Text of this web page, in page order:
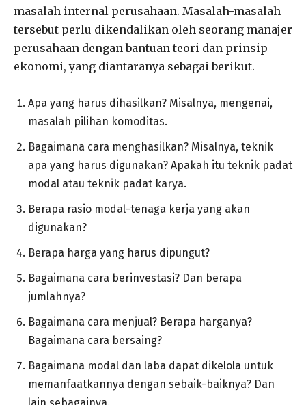
masalah internal perusahaan. Masalah-masalah
tersebut perlu dikendalikan oleh seorang manajer
perusahaan dengan bantuan teori dan prinsip
ekonomi, yang diantaranya sebagai berikut.
Apa yang harus dihasilkan? Misalnya, mengenai,
masalah pilihan komoditas.
Bagaimana cara menghasilkan? Misalnya, teknik
apa yang harus digunakan? Apakah itu teknik padat
modal atau teknik padat karya.
Berapa rasio modal-tenaga kerja yang akan
digunakan?
Berapa harga yang harus dipungut?
Bagaimana cara berinvestasi? Dan berapa
jumlahnya?
Bagaimana cara menjual? Berapa harganya?
Bagaimana cara bersaing?
Bagaimana modal dan laba dapat dikelola untuk
memanfaatkannya dengan sebaik-baiknya? Dan